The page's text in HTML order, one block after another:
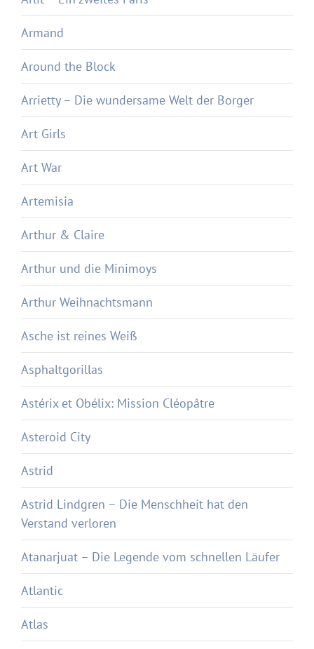
Armand
Around the Block
Arrietty – Die wundersame Welt der Borger
Art Girls
Art War
Artemisia
Arthur & Claire
Arthur und die Minimoys
Arthur Weihnachtsmann
Asche ist reines Weiß
Asphaltgorillas
Astérix et Obélix: Mission Cléopâtre
Asteroid City
Astrid
Astrid Lindgren – Die Menschheit hat den
Verstand verloren
Atanarjuat – Die Legende vom schnellen Läufer
Atlantic
Atlas